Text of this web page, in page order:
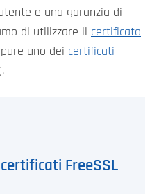
e una garanzia di
di utilizzare il certificato
uno dei certificati
FreeSSL